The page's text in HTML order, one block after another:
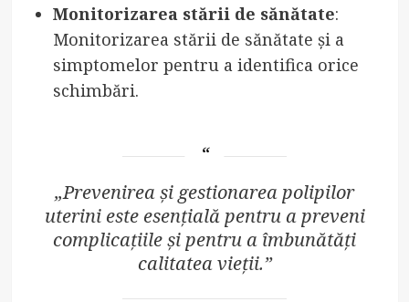
Monitorizarea stării de sănătate:
Monitorizarea stării de sănătate și a
simptomelor pentru a identifica orice
schimbări.
„Prevenirea și gestionarea polipilor
uterini este esențială pentru a preveni
complicațiile și pentru a îmbunătăți
calitatea vieții.”